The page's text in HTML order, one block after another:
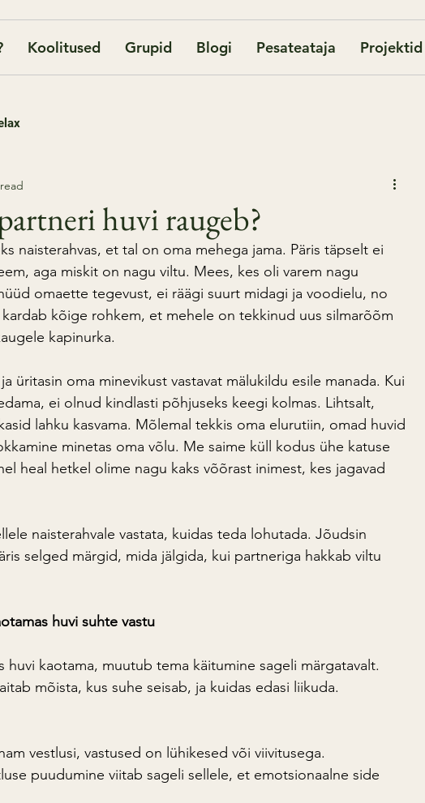
Koolitused Grupid Blogi Pesateataja Projektid
huvi raugeb?
naisterahvas, et tal on oma mehega jama. Päris täpselt ei
aga miskit on nagu viltu. Mees, kes oli varem nagu
omaette tegevust, ei räägi suurt midagi ja voodielu, no
kõige rohkem, et mehele on tekkinud uus silmarõõm
kapinurka.
üritasin oma minevikust vastavat mälukildu esile manada. Kui
ei olnud kindlasti põhjuseks keegi kolmas. Lihtsalt,
lahku kasvama. Mõlemal tekkis oma elurutiin, omad huvid
minetas oma võlu. Me saime küll kodus ühe katuse
heal hetkel olime nagu kaks võõrast inimest, kes jagavad
naisterahvale vastata, kuidas teda lohutada. Jõudsin
selged märgid, mida jälgida, kui partneriga hakkab viltu
huvi suhte vastu
huvi kaotama, muutub tema käitumine sageli märgatavalt.
mõista, kus suhe seisab, ja kuidas edasi liikuda.
vestlusi, vastused on lühikesed või viivitusega.
puudumine viitab sageli sellele, et emotsionaalne side